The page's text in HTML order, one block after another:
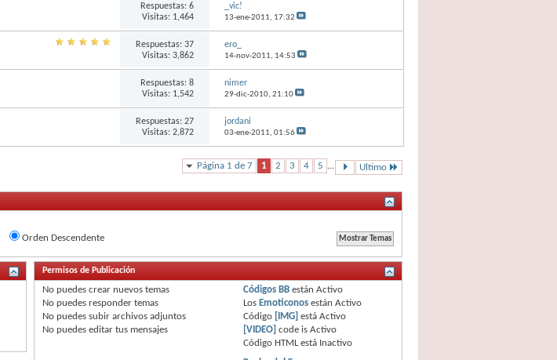
Respuestas: 6
Visitas: 1,464
_vic!
13-ene-2011, 17:32
Respuestas: 37
Visitas: 3,862
ero_
14-nov-2011, 14:53
Respuestas: 8
Visitas: 1,542
nimer
29-dic-2010, 21:10
Respuestas: 27
Visitas: 2,872
jordani
03-ene-2011, 01:56
Página 1 de 7 1 2 3 4 5 ... Ultimo
Orden Descendente
Permisos de Publicación
No puedescrear nuevos temas
No puedesresponder temas
No puedessubir archivos adjuntos
No puedeseditar tus mensajes
Códigos BB estánActivo
Los Emoticonos estánActivo
Código [IMG] estáActivo
[VIDEO] code isActivo
Código HTML está Inactivo